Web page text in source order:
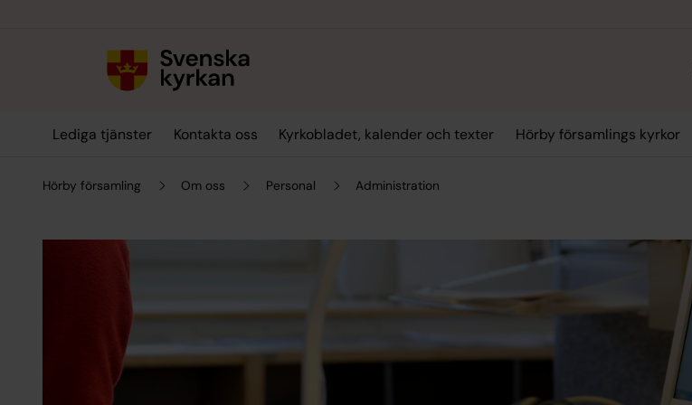
Lediga tjänster Kontakta oss Kyrkobladet, kalender och texter Hörby församlings kyrkor
Hörby församling Om oss Personal Administration